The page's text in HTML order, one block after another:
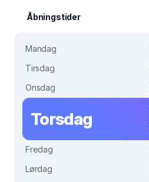
Åbningstider
Mandag
Tirsdag
Onsdag
Torsdag
Fredag
Lørdag